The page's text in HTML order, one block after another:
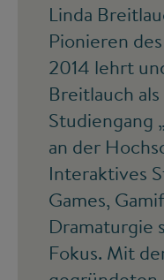
Linda
Pionieren
2014 lehrt
Breitlauch
Studiengang
an der
Interaktives
Games,
Dramaturgie
Fokus. Mit